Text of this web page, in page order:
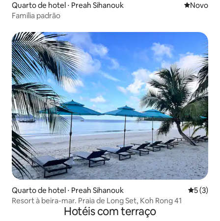
Quarto de hotel ⋅ Preah Sihanouk Novo
Novo
Família padrão
Quarto de hotel ⋅ Preah Sihanouk 5 de
5 (3)
Resort à beira-mar. Praia de Long Set, Koh Rong 41
Hotéis com terraço